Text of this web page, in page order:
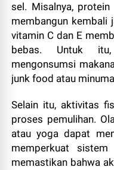
sel. Misalnya,
membangun kembali
vitamin C dan E
bebas. Untuk
mengonsumsi
junk food atau
Selain itu, aktivitas
proses pemulihan.
atau yoga dapat
memperkuat
memastikan bahwa